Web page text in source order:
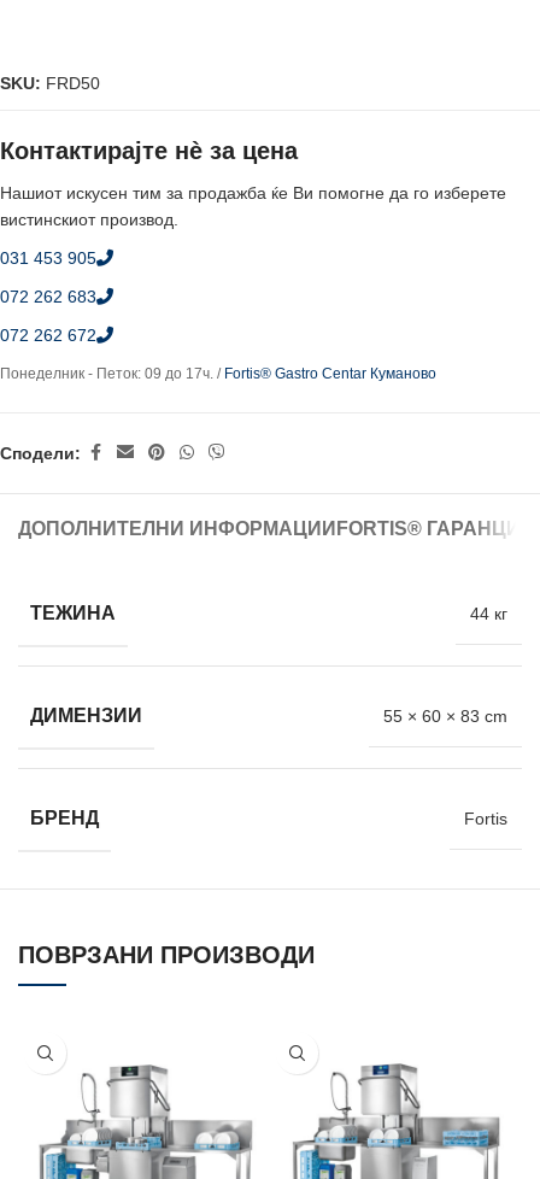
SKU: FRD50
Контактирајте нè за цена
Нашиот искусен тим за продажба ќе Ви помогне да го изберете
вистинскиот производ.
031 453 905
072 262 683
072 262 672
Понеделник - Петок: 09 до 17ч. / Fortis® Gastro Centar Куманово
Сподели:
ДОПОЛНИТЕЛНИ ИНФОРМАЦИИ FORTIS®
ТЕЖИНА 44 кг
ДИМЕНЗИИ 55 × 60 × 83 cm
БРЕНД Fortis
ПОВРЗАНИ ПРОИЗВОДИ